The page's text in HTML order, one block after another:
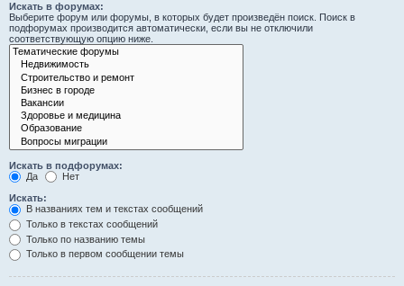
Искать в форумах:
Выберите форум или форумы, в которых будет произведён поиск. Поиск в
подфорумах производится автоматически, если вы не отключили
соответствующую опцию ниже.
Искать в подфорумах:
Да
Нет
Искать:
В названиях тем и текстах сообщений
Только в текстах сообщений
Только по названию темы
Только в первом сообщении темы